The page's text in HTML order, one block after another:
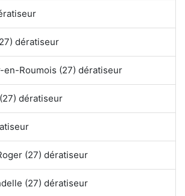
dératiseur
en-Roumois (27) dératiseur
dératiseur
(27) dératiseur
(27) dératiseur